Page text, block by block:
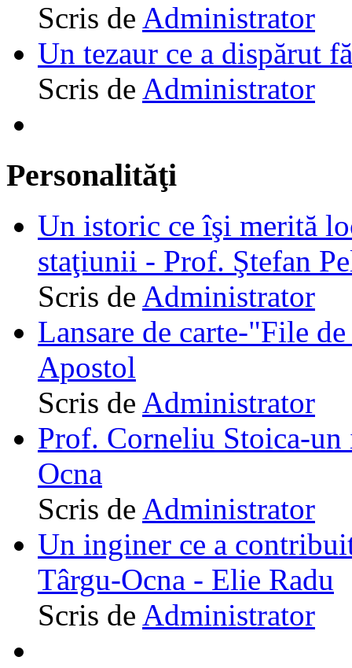
Scris de Administrator
Un tezaur ce a dispărut
Scris de Administrator
Personalităţi
Un istoric ce îşi merită
staţiunii - Prof. Ştefan
Scris de Administrator
Lansare de carte-"File
Apostol
Scris de Administrator
Prof. Corneliu Stoica-
Ocna
Scris de Administrator
Un inginer ce a
Târgu-Ocna - Elie Radu
Scris de Administrator